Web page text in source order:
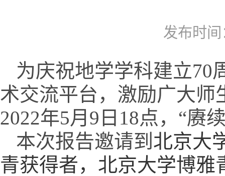
发布时间
为庆祝地学学科建立70
术交流平台，激励广大师
2022年5月 9 日 18点，“赓
本次报告邀请到 北京大
青获得者，北京大学博雅